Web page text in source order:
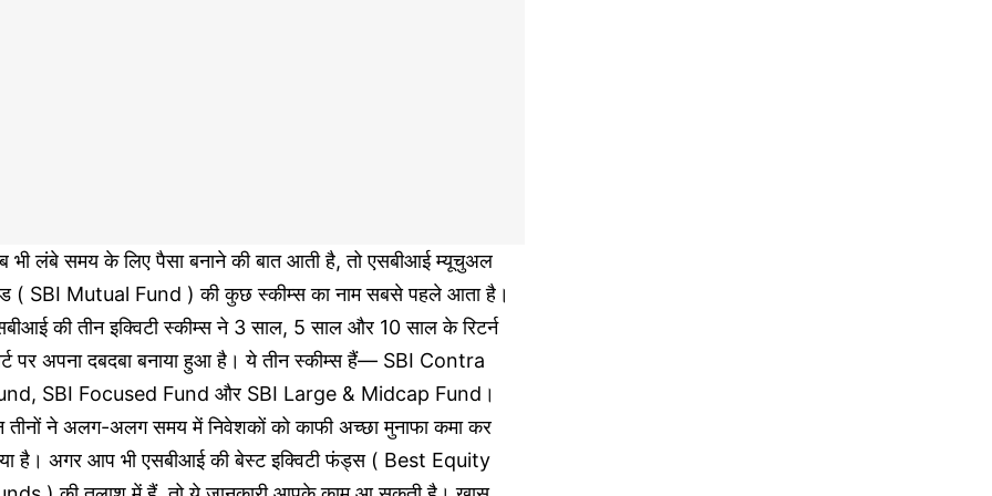
भी लंबे समय के लिए पैसा बनाने की बात आती है, तो एसबीआई म्यूचुअल
( SBI Mutual Fund ) की कुछ स्कीम्स का नाम सबसे पहले आता है।
की तीन इक्विटी स्कीम्स ने 3 साल, 5 साल और 10 साल के रिटर्न
पर अपना दबदबा बनाया हुआ है। ये तीन स्कीम्स हैं— SBI Contra
SBI Focused Fund और SBI Large & Midcap Fund।
तीनों ने अलग-अलग समय में निवेशकों को काफी अच्छा मुनाफा कमा कर
है। अगर आप भी एसबीआई की बेस्ट इक्विटी फंड्स ( Best Equity